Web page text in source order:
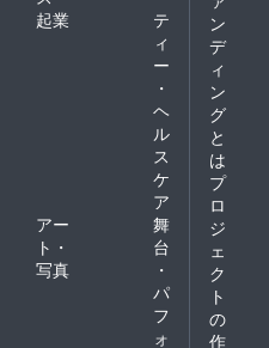
起業
テ
ィ
ー
・
ヘ
ル
ス
ケ
ア
アー
ト・
写真
舞
台
・
パ
フ
ォ
ン
デ
ィ
ン
グ
と
は
プ
ロ
ジ
ェ
ク
ト
の
作